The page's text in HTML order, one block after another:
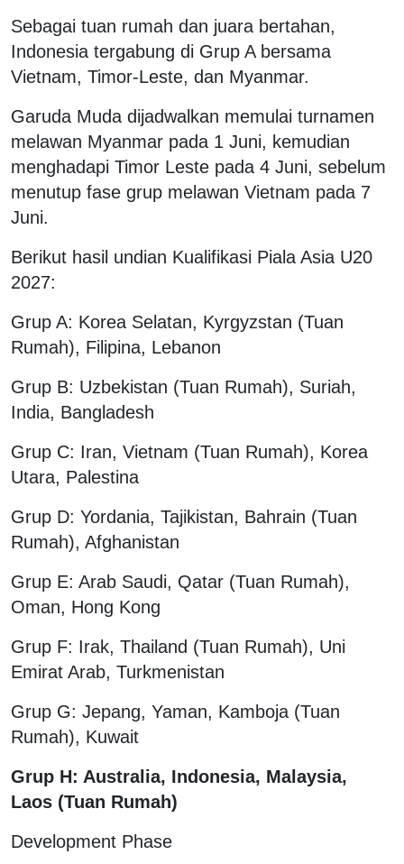
Sebagai tuan rumah dan juara bertahan,
Indonesia tergabung di Grup A bersama
Vietnam, Timor-Leste, dan Myanmar.
Garuda Muda dijadwalkan memulai turnamen
melawan Myanmar pada 1 Juni, kemudian
menghadapi Timor Leste pada 4 Juni, sebelum
menutup fase grup melawan Vietnam pada 7
Juni.
Berikut hasil undian Kualifikasi Piala Asia U20
2027:
Grup A: Korea Selatan, Kyrgyzstan (Tuan
Rumah), Filipina, Lebanon
Grup B: Uzbekistan (Tuan Rumah), Suriah,
India, Bangladesh
Grup C: Iran, Vietnam (Tuan Rumah), Korea
Utara, Palestina
Grup D: Yordania, Tajikistan, Bahrain (Tuan
Rumah), Afghanistan
Grup E: Arab Saudi, Qatar (Tuan Rumah),
Oman, Hong Kong
Grup F: Irak, Thailand (Tuan Rumah), Uni
Emirat Arab, Turkmenistan
Grup G: Jepang, Yaman, Kamboja (Tuan
Rumah), Kuwait
Grup H: Australia, Indonesia, Malaysia,
Laos (Tuan Rumah)
Development Phase